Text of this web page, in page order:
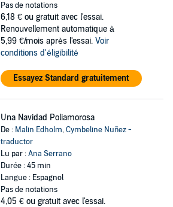
Pas de notations
6,18 € ou gratuit avec l'essai.
Renouvellement automatique à
5,99 €/mois après l'essai. Voir
conditions d'éligibilité
Essayez Standard gratuitement
Una Navidad Poliamorosa
De : Malin Edholm,Cymbeline Nuñez -
traductor
Lu par :Ana Serrano
Durée : 45 min
Langue : Espagnol
Pas de notations
4,05 € ou gratuit avec l'essai.